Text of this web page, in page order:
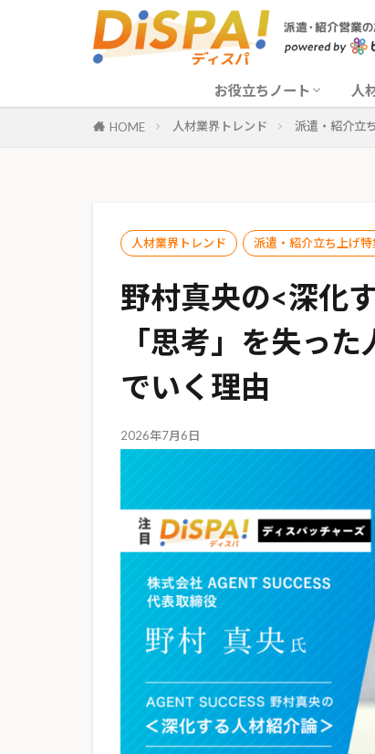
お役立ちノート
営業入門
法律解説
各種ドキュメント解説
ITシステム関連
人
HOME 人材業界トレンド 派遣・紹介立
人材業界トレンド 派遣・紹介立ち上げ特
野村真央の<深化
「思考」を失っ
でいく理由
2026年7月6日
営業入門
法律解説
各種ドキュメント解説
ITシステム関連